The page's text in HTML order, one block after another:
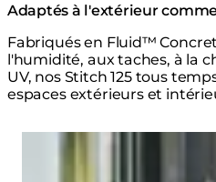
Adaptés à l'extérieur
Fabriqués en Fluid™
l'humidité, aux taches, à la
UV, nos Stitch 125 tous
espaces extérieurs et